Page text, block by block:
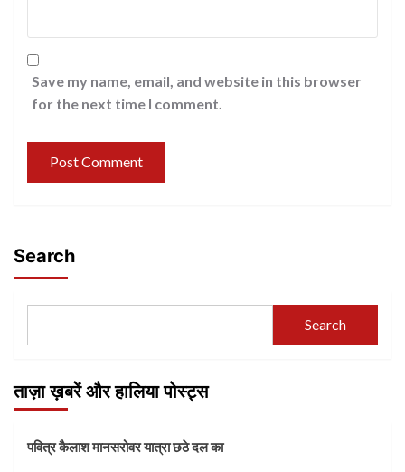
Save my name, email, and website in this browser
for the next time I comment.
Search
Search
ताज़ा ख़बरें और हालिया पोस्ट्स
पवित्र कैलाश मानसरोवर यात्रा छठे दल का